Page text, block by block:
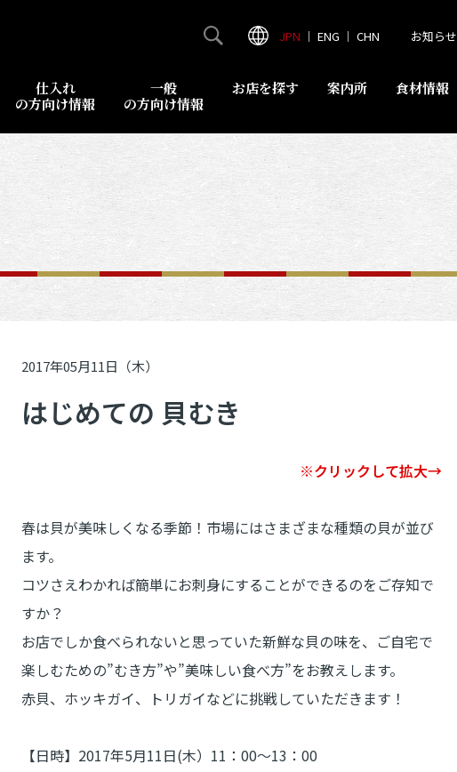
仕入れ
の方向け情報
一般
の方向け情報
お店を探す 案内所 食材情報
JPN ｜ ENG ｜ CHN お知らせ
2017年05月11日（木）
はじめての 貝むき
※クリックして拡大→
春は貝が美味しくなる季節！市場にはさまざまな種類の貝が並び
ます。
コツさえわかれば簡単にお刺身にすることができるのをご存知で
すか？
お店でしか食べられないと思っていた新鮮な貝の味を、ご自宅で
楽しむための”むき方”や”美味しい食べ方”をお教えします。
赤貝、ホッキガイ、トリガイなどに挑戦していただきます！
【日時】2017年5月11日(木）11：00～13：00